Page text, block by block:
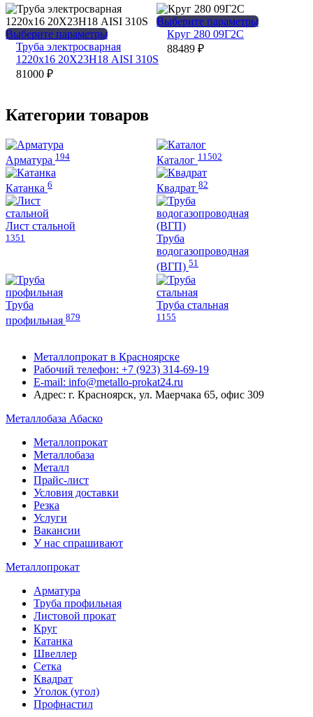
выбрать
на
странице
товара.
выбрать
Выберите параметрыЭтот
товар
имеет
выбрать
Труба электросварная
1220х16 20Х23Н18 AISI 310S
81000 ₽
Выберите параметрыЭтот
Круг 280 09Г2С
88489 ₽
Категории товаров
Арматура 194 Каталог 11502
Катанка 6 Квадрат 82
Лист стальной
1351
Труба
водогазопроводная
(ВГП) 51
Труба
профильная 879
Труба стальная
1155
Металлопрокат в Красноярске
Рабочий телефон: +7 (923) 314-69-19
E-mail: info@metallo-prokat24.ru
Адрес: г. Красноярск, ул. Маерчака 65, офис 309
Металлобаза Абаско
Металлопрокат
Металлобаза
Металл
Прайс-лист
Условия доставки
Резка
Услуги
Вакансии
У нас спрашивают
Металлопрокат
Арматура
Труба профильная
Листовой прокат
Круг
Катанка
Швеллер
Сетка
Квадрат
Уголок (угол)
Профнастил